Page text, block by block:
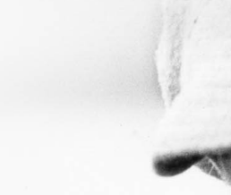
DESTAQUES DE A a Z
PROGRAMA CONVIDA
POR DENTRO DO ACERVO